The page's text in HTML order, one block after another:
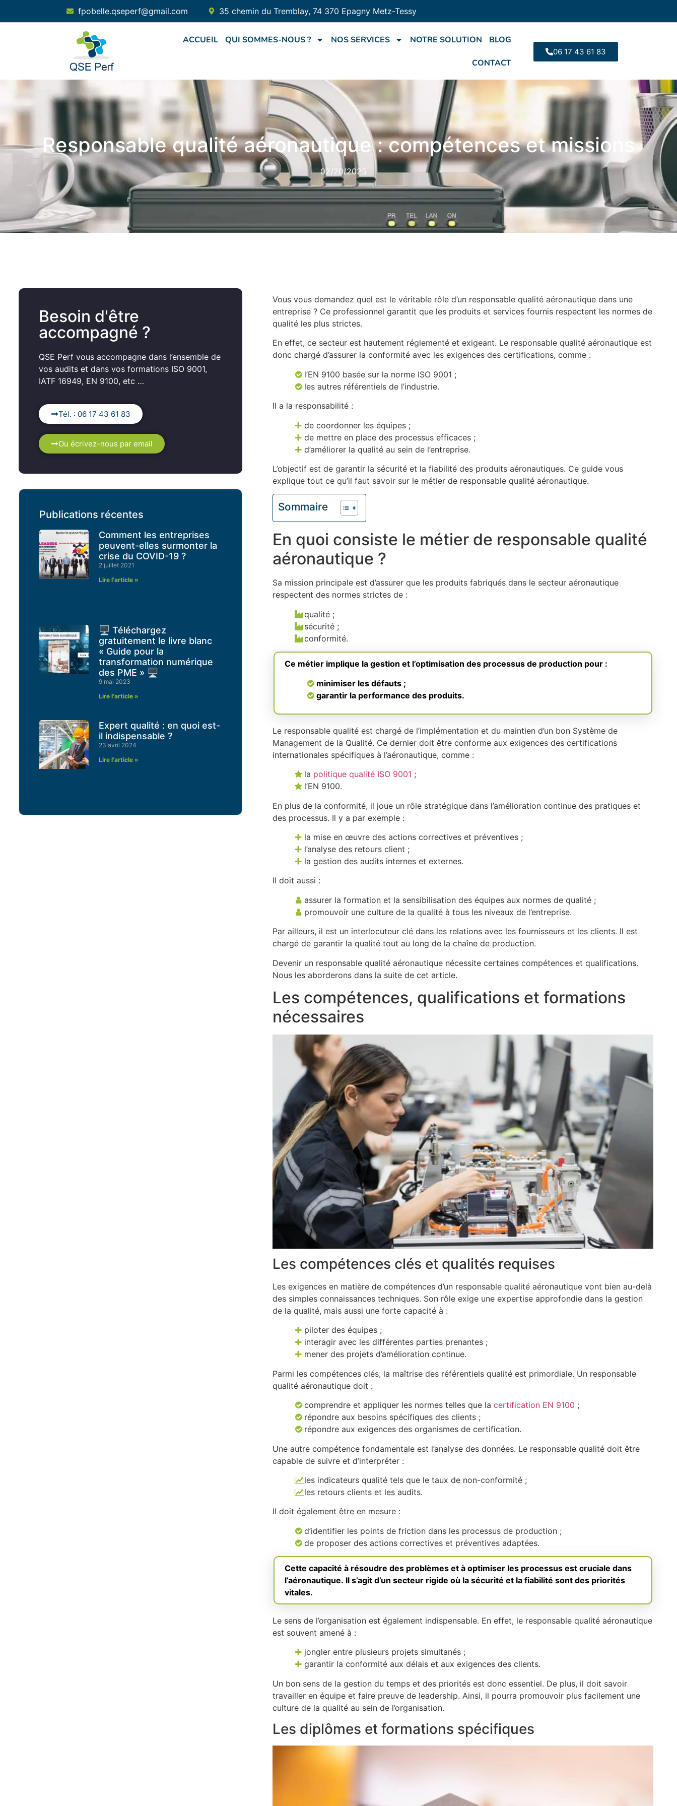
fpobelle.qseperf@gmail.com 35 chemin du Tremblay, 74 370 Epagny Metz-Tessy
ACCUEIL QUI SOMMES-NOUS ? NOS SERVICES NOTRE SOLUTION BLOG
CONTACT
06 17 43 61 83
Responsable qualité aéronautique : compétences et missions
02/20/2025
Besoin d'être
accompagné ?
QSE Perf vous accompagne dans l’ensemble de
vos audits et dans vos formations ISO 9001,
IATF 16949, EN 9100, etc …
Tél. : 06 17 43 61 83
Ou écrivez-nous par email
Publications récentes
Comment les entreprises
peuvent-elles surmonter la
crise du COVID-19 ?
2 juillet 2021
Lire l'article »
🖥 Téléchargez
gratuitement le livre blanc
« Guide pour la
transformation numérique
des PME » 🖥
9 mai 2023
Lire l'article »
Expert qualité : en quoi est-
il indispensable ?
23 avril 2024
Lire l'article »
Vous vous demandez quel est le véritable rôle d’un responsable qualité aéronautique dans une
entreprise ? Ce professionnel garantit que les produits et services fournis respectent les normes de
qualité les plus strictes.
En effet, ce secteur est hautement réglementé et exigeant. Le responsable qualité aéronautique est
donc chargé d’assurer la conformité avec les exigences des certifications, comme :
l’EN 9100 basée sur la norme ISO 9001 ;
les autres référentiels de l’industrie.
Il a la responsabilité :
de coordonner les équipes ;
de mettre en place des processus efficaces ;
d’améliorer la qualité au sein de l’entreprise.
L’objectif est de garantir la sécurité et la fiabilité des produits aéronautiques. Ce guide vous
explique tout ce qu’il faut savoir sur le métier de responsable qualité aéronautique.
Sommaire
En quoi consiste le métier de responsable qualité
aéronautique ?
Sa mission principale est d’assurer que les produits fabriqués dans le secteur aéronautique
respectent des normes strictes de :
qualité ;
sécurité ;
conformité.
Ce métier implique la gestion et l’optimisation des processus de production pour :
minimiser les défauts ;
garantir la performance des produits.
Le responsable qualité est chargé de l’implémentation et du maintien d’un bon Système de
Management de la Qualité. Ce dernier doit être conforme aux exigences des certifications
internationales spécifiques à l’aéronautique, comme :
la politique qualité ISO 9001 ;
l’EN 9100.
En plus de la conformité, il joue un rôle stratégique dans l’amélioration continue des pratiques et
des processus. Il y a par exemple :
la mise en œuvre des actions correctives et préventives ;
l’analyse des retours client ;
la gestion des audits internes et externes.
Il doit aussi :
assurer la formation et la sensibilisation des équipes aux normes de qualité ;
promouvoir une culture de la qualité à tous les niveaux de l’entreprise.
Par ailleurs, il est un interlocuteur clé dans les relations avec les fournisseurs et les clients. Il est
chargé de garantir la qualité tout au long de la chaîne de production.
Devenir un responsable qualité aéronautique nécessite certaines compétences et qualifications.
Nous les aborderons dans la suite de cet article.
Les compétences, qualifications et formations
nécessaires
Les compétences clés et qualités requises
Les exigences en matière de compétences d’un responsable qualité aéronautique vont bien au-delà
des simples connaissances techniques. Son rôle exige une expertise approfondie dans la gestion
de la qualité, mais aussi une forte capacité à :
piloter des équipes ;
interagir avec les différentes parties prenantes ;
mener des projets d’amélioration continue.
Parmi les compétences clés, la maîtrise des référentiels qualité est primordiale. Un responsable
qualité aéronautique doit :
comprendre et appliquer les normes telles que la certification EN 9100 ;
répondre aux besoins spécifiques des clients ;
répondre aux exigences des organismes de certification.
Une autre compétence fondamentale est l’analyse des données. Le responsable qualité doit être
capable de suivre et d’interpréter :
les indicateurs qualité tels que le taux de non-conformité ;
les retours clients et les audits.
Il doit également être en mesure :
d’identifier les points de friction dans les processus de production ;
de proposer des actions correctives et préventives adaptées.
Cette capacité à résoudre des problèmes et à optimiser les processus est cruciale dans
l’aéronautique. Il s’agit d’un secteur rigide où la sécurité et la fiabilité sont des priorités
vitales.
Le sens de l’organisation est également indispensable. En effet, le responsable qualité aéronautique
est souvent amené à :
jongler entre plusieurs projets simultanés ;
garantir la conformité aux délais et aux exigences des clients.
Un bon sens de la gestion du temps et des priorités est donc essentiel. De plus, il doit savoir
travailler en équipe et faire preuve de leadership. Ainsi, il pourra promouvoir plus facilement une
culture de la qualité au sein de l’organisation.
Les diplômes et formations spécifiques